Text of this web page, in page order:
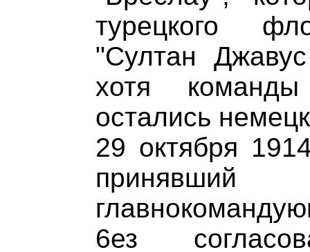
турецкого
"Султан
хотя
остались
29 октября
6ез